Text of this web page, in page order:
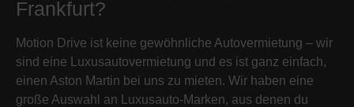
Frankfurt?
Motion Drive ist keine gewöhnliche Autovermietung – wir
sind eine Luxusautovermietung und es ist ganz einfach,
einen Aston Martin bei uns zu mieten. Wir haben eine
große Auswahl an Luxusauto-Marken, aus denen du